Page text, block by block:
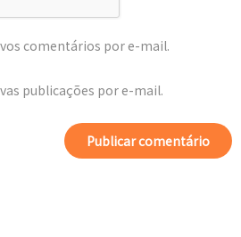
comentários por e-mail.
publicações por e-mail.